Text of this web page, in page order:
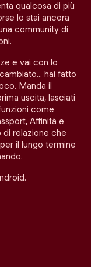
qualcosa di più
lo stai ancora
community di
e vai con lo
hai fatto
Manda il
uscita, lasciati
come
Affinità e
di relazione che
il lungo termine